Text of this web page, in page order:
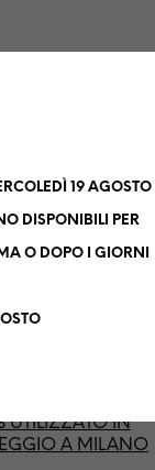
19 AGOSTO
DISPONIBILI PER
O DOPO I GIORNI